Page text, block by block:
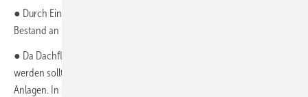
● Durch Einspeisung von solarer Wärme in EWS-Felder kann der
Bestand an EWS zum saisonalen Speicher ausgebaut werden.
● Da Dachflächen künftig primär zur Stromgewinnung genutzt
werden sollten, fehlt es an verfügbaren Flächen für solarthermische
Anlagen. In solchen Fällen bieten sich PVT-Kollektoren an.